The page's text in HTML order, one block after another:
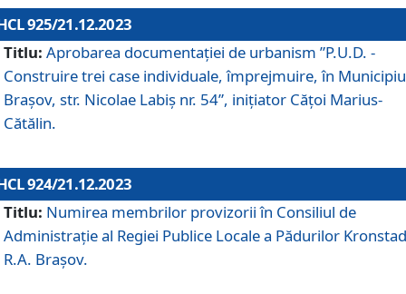
925/21.12.2023
Titlu: Aprobarea documentaţiei de urbanism ”P.U.D. -
Construire trei case individuale, împrejmuire, în
Brașov, str. Nicolae Labiș nr. 54”, inițiator Cățoi Marius-
Cătălin.
924/21.12.2023
Titlu: Numirea membrilor provizorii în Consiliul de
Administraţie al Regiei Publice Locale a Pădurilor
R.A. Brașov.